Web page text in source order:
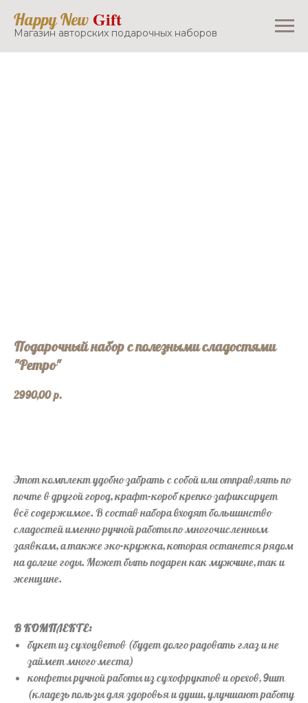
Happy New Gift
Магазин авторских подарочных наборов
Подарочный набор с полезными сладостями
"Ретро"
2990,00р.
Этот комплект удобно забрать с собой или отправлять по
почте в другой город, крафт-короб крепко зафиксирует
всё содержимое. В состав набора входят большинство
сладостей именно ручной работы по многочисленным
заявкам, а также эко-кружка, которая останется рядом
на долгие годы. Может быть подарен как мужчине, так и
женщине.
В КОМПЛЕКТЕ:
букет из сухоцветов(будет долго радовать глаз и не
займет много места)
конфеты ручной работы из сухофруктов и орехов, 9шт
(кладезь пользы для здоровья и души, улучшают работу